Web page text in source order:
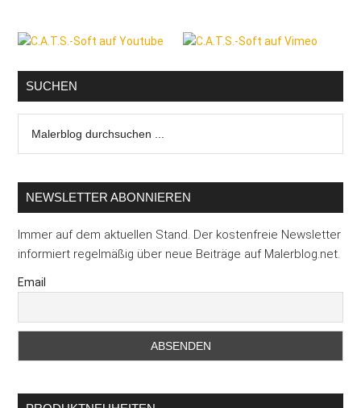
Seitenspalte
SUCHEN
durchsuchen
NEWSLETTER ABONNIEREN
Immer auf dem aktuellen Stand. Der kostenfreie Newsletter
informiert regelmäßig über neue Beiträge auf Malerblog.net.
Email